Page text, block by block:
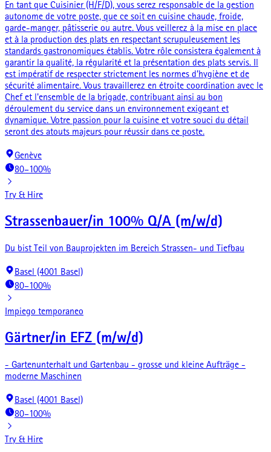
En tant que Cuisinier (H/F/D), vous serez responsable de la gestion
autonome de votre poste, que ce soit en cuisine chaude, froide,
garde-manger, pâtisserie ou autre. Vous veillerez à la mise en place
et à la production des plats en respectant scrupuleusement les
standards gastronomiques établis. Votre rôle consistera également à
garantir la qualité, la régularité et la présentation des plats servis. Il
est impératif de respecter strictement les normes d’hygiène et de
sécurité alimentaire. Vous travaillerez en étroite coordination avec le
Chef et l'ensemble de la brigade, contribuant ainsi au bon
déroulement du service dans un environnement exigeant et
dynamique. Votre passion pour la cuisine et votre souci du détail
seront des atouts majeurs pour réussir dans ce poste.
Genève
80–100%
Try & Hire
Strassenbauer/in 100% Q/A (m/w/d)
Du bist Teil von Bauprojekten im Bereich Strassen- und Tiefbau
Basel (4001 Basel)
80–100%
Impiego temporaneo
Gärtner/in EFZ (m/w/d)
- Gartenunterhalt und Gartenbau - grosse und kleine Aufträge -
moderne Maschinen
Basel (4001 Basel)
80–100%
Try & Hire